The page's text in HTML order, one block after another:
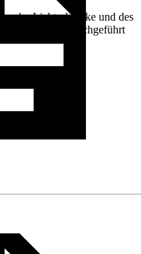
der Lichtschranke und des
vor Ort durchgeführt